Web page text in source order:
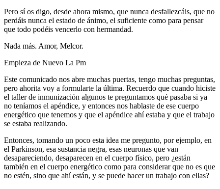
Pero sí os digo, desde ahora mismo, que nunca desfallezcáis, que no
perdáis nunca el estado de ánimo, el suficiente como para pensar
que todo podéis vencerlo con hermandad.
Nada más. Amor, Melcor.
Empieza de Nuevo La Pm
Este comunicado nos abre muchas puertas, tengo muchas preguntas,
pero ahorita voy a formularte la última. Recuerdo que cuando hiciste
el taller de inmunización algunos te preguntamos qué pasaba si ya
no teníamos el apéndice, y entonces nos hablaste de ese cuerpo
energético que tenemos y que el apéndice ahí estaba y que el trabajo
se estaba realizando.
Entonces, tomando un poco esta idea me pregunto, por ejemplo, en
el Parkinson, esa sustancia negra, esas neuronas que van
desapareciendo, desaparecen en el cuerpo físico, pero ¿están
también en el cuerpo energético como para considerar que no es que
no estén, sino que ahí están, y se puede hacer un trabajo con ellas?